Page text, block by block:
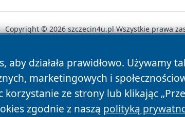
aby działała prawidłowo.
marketingowych i
ze strony lub klikając
zgodnie z naszą polityką
Copyright © 2026 szczecin4u.pl Wszystkie prawa
Autorzy Polityka Prywatności